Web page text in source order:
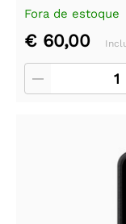
Fora de estoque
€ 60,00